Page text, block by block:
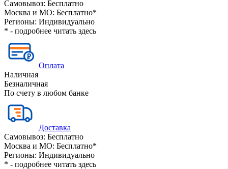
Самовывоз: Бесплатно
Москва и МО: Бесплатно*
Регионы: Индивидуально
* - подробнее читать здесь
Оплата
Наличная
Безналичная
По счету в любом банке
Доставка
Самовывоз: Бесплатно
Москва и МО: Бесплатно*
Регионы: Индивидуально
* - подробнее читать здесь